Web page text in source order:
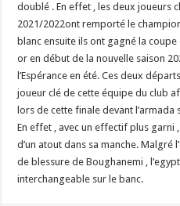
doublé . En effet , les deux joueurs
2021/2022ont remporté le
blanc ensuite ils ont gagné la
or en début de la nouvelle saison
l’Espérance en été. Ces deux
joueur clé de cette équipe du club
lors de cette finale devant l’armada
En effet , avec un effectif plus garni
d’un atout dans sa manche. Malgré
de blessure de Boughanemi ,
interchangeable sur le banc.